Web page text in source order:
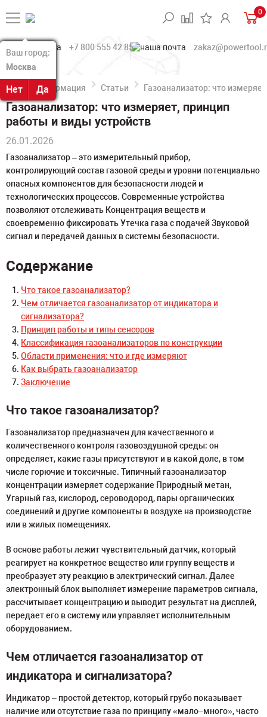
Ваш город:
Москва
Нет Да
Ваш город:
Москва
Нет Да
0
+7 800 555 42 85
Информация Статьи Газоанализатор: что
Газоанализатор: что измеряет, принцип
работы и виды устройств
26.01.2026
Газоанализатор – это измерительный прибор,
контролирующий состав газовой среды и уровни потенциально
опасных компонентов для безопасности людей и
технологических процессов. Современные устройства
позволяют отслеживать Концентрация веществ и
своевременно фиксировать Утечка газа с подачей Звуковой
сигнал и передачей данных в системы безопасности.
Содержание
Что такое газоанализатор?
Чем отличается газоанализатор от индикатора и
сигнализатора?
Принцип работы и типы сенсоров
Классификация газоанализаторов по конструкции
Области применения: что и где измеряют
Как выбрать газоанализатор
Заключение
Что такое газоанализатор?
Газоанализатор предназначен для качественного и
количественного контроля газовоздушной среды: он
определяет, какие газы присутствуют и в какой доле, в том
числе горючие и токсичные. Типичный газоанализатор
концентрации измеряет содержание Природный метан,
Угарный газ, кислород, сероводород, пары органических
соединений и другие компоненты в воздухе на производстве
или в жилых помещениях.
В основе работы лежит чувствительный датчик, который
реагирует на конкретное вещество или группу веществ и
преобразует эту реакцию в электрический сигнал. Далее
электронный блок выполняет измерение параметров сигнала,
рассчитывает концентрацию и выводит результат на дисплей,
передает его в систему или управляет исполнительным
оборудованием.
Чем отличается газоанализатор от
индикатора и сигнализатора?
Индикатор – простой детектор, который грубо показывает
наличие или отсутствие газа по принципу «мало–много», часто